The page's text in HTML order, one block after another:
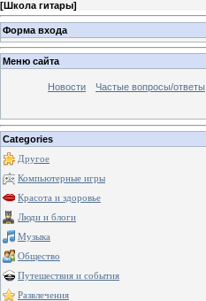
[Школа гитары]
Форма входа
Меню сайта
Новости Частые вопросы/ответы
Categories
Другое
Компьютерные игры
Красота и здоровье
Люди и блоги
Музыка
Общество
Путешествия и события
Развлечения